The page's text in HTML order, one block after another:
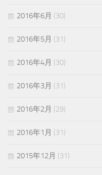
2016年6月 (30)
2016年5月 (31)
2016年4月 (30)
2016年3月 (31)
2016年2月 (29)
2016年1月 (31)
2015年12月 (31)